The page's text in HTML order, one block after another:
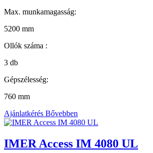
Max. munkamagasság:
5200 mm
Ollók száma :
3 db
Gépszélesség:
760 mm
Ajánlatkérés Bővebben
IMER Access IM 4080 UL